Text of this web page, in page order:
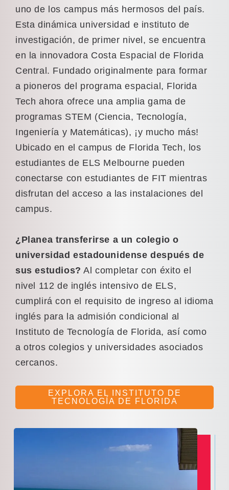
uno de los campus más hermosos del país.
Esta dinámica universidad e instituto de
investigación, de primer nivel, se encuentra
en la innovadora Costa Espacial de Florida
Central. Fundado originalmente para formar
a pioneros del programa espacial, Florida
Tech ahora ofrece una amplia gama de
programas STEM (Ciencia, Tecnología,
Ingeniería y Matemáticas), ¡y mucho más!
Ubicado en el campus de Florida Tech, los
estudiantes de ELS Melbourne pueden
conectarse con estudiantes de FIT mientras
disfrutan del acceso a las instalaciones del
campus.
¿Planea transferirse a un colegio o
universidad estadounidense después de
sus estudios? Al completar con éxito el
nivel 112 de inglés intensivo de ELS,
cumplirá con el requisito de ingreso al idioma
inglés para la admisión condicional al
Instituto de Tecnología de Florida, así como
a otros colegios y universidades asociados
cercanos.
EXPLORA EL INSTITUTO DE
TECNOLOGÍA DE FLORIDA